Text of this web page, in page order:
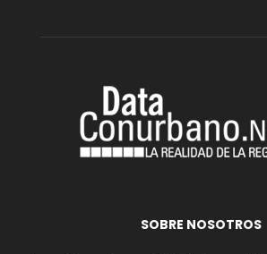
SOBRE NOSOTROS